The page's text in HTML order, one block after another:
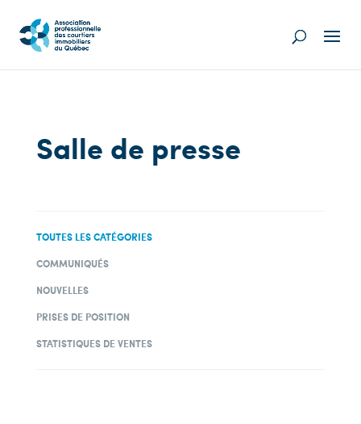
Salle de presse
TOUTES LES CATÉGORIES
COMMUNIQUÉS
NOUVELLES
PRISES DE POSITION
STATISTIQUES DE VENTES